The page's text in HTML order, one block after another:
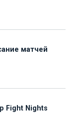
матчей
Fight Nights